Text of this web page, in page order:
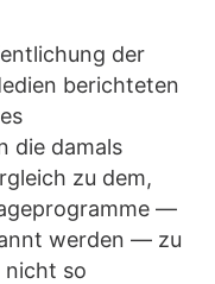
der
berichteten
die damals
zu dem,
—
werden — zu
nicht so